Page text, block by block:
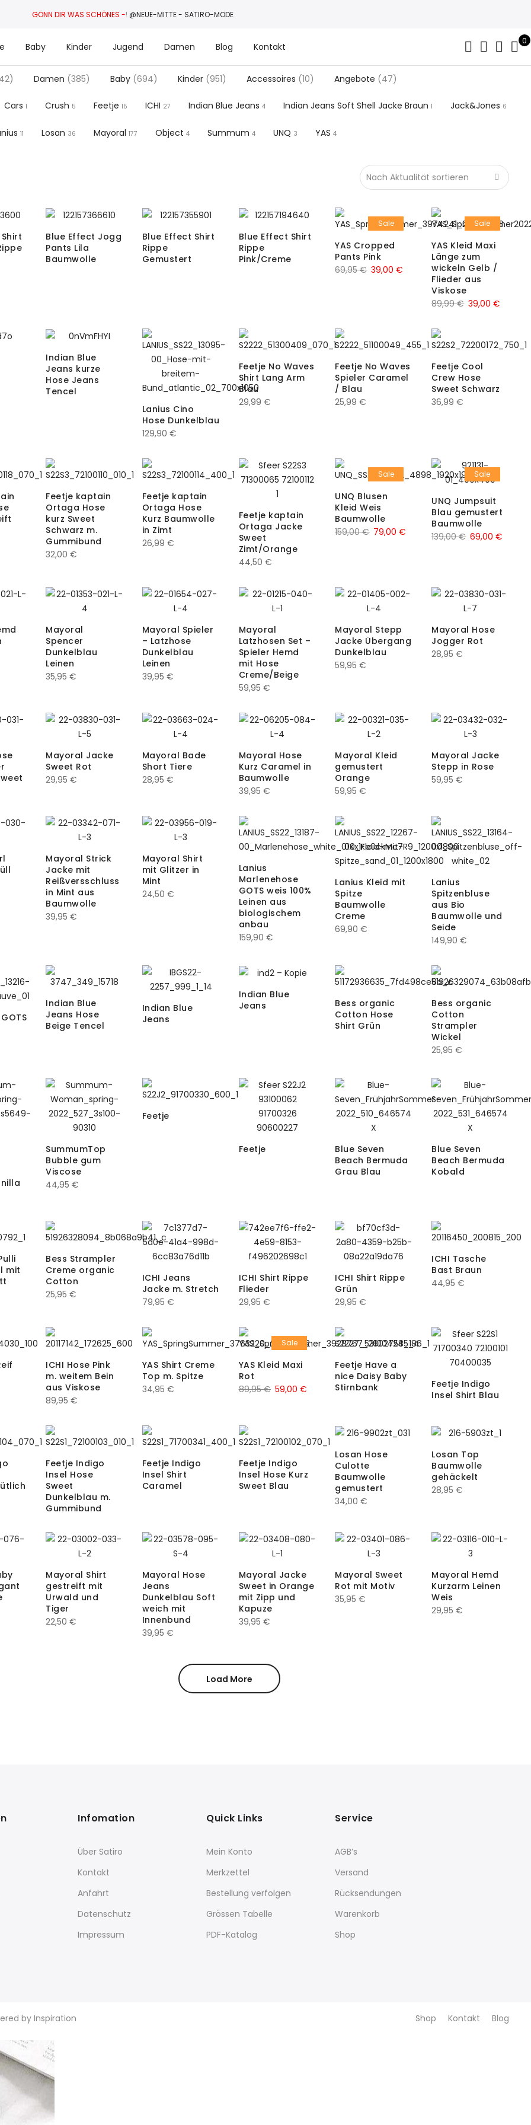
GÖNN DIR WAS SCHÖNES -! @NEUE-MITTE - SATIRO-MODE
Baby Kinder Jugend Damen Blog Kontakt
0
Damen (385) Baby (694) Kinder (951) Accessoires (10) Angebote (47)
Cars 1 Crush 5 Feetje 15 ICHI 27 Indian Blue Jeans 4 Indian Jeans Soft Shell Jacke Braun 1 Jack&Jones 6
11 Losan 36 Mayoral 177 Object 4 Summum 4 UNQ 3 YAS 4
Blue Effect Jogg
Pants Lila
Baumwolle
Blue Effect Shirt
Rippe
Gemustert
Blue Effect Shirt
Rippe
Pink/Creme
Sale
YAS Cropped
Pants Pink
69,95€ Ursprünglicher
39,00€ Aktueller
Sale
YAS Kleid Maxi
Länge zum
wickeln Gelb /
Flieder aus
Viskose
89,99€ Ursprünglicher
89,99 €
39,00€
39,00
Indian Blue
Jeans kurze
Hose Jeans
Tencel
Lanius Cino
Hose Dunkelblau
129,90 €
Feetje No Waves
Shirt Lang Arm
Blau
29,99 €
Feetje No Waves
Spieler Caramel
/ Blau
25,99€
Feetje Cool
Crew Hose
Sweet Schwarz
36,99€
Feetje kaptain
Ortaga Hose
kurz Sweet
Schwarz m.
Gummibund
32,00€
Feetje kaptain
Ortaga Hose
Kurz Baumwolle
in Zimt
26,99 €
Feetje kaptain
Ortaga Jacke
Sweet
Zimt/Orange
44,50 €
Sale
UNQ Blusen
Kleid Weis
Baumwolle
159,00€ Ursprünglicher
79,00€ Aktueller
Sale
UNQ Jumpsuit
Blau gemustert
Baumwolle
139,00€ Ursprünglicher
69,00€
Mayoral
Spencer
Dunkelblau
Leinen
35,95€
Mayoral Spieler
– Latzhose
Dunkelblau
Leinen
39,95 €
Mayoral
Latzhosen Set –
Spieler Hemd
mit Hose
Creme/Beige
59,95 €
Mayoral Stepp
Jacke Übergang
Dunkelblau
59,95€
Mayoral Hose
Jogger Rot
28,95€
Mayoral Jacke
Sweet Rot
29,95€
Mayoral Bade
Short Tiere
28,95 €
Mayoral Hose
Kurz Caramel in
Baumwolle
39,95 €
Mayoral Kleid
gemustert
Orange
59,95€
Mayoral Jacke
Stepp in Rose
59,95€
Mayoral Strick
Jacke mit
Reißversschluss
in Mint aus
Baumwolle
39,95€
Mayoral Shirt
mit Glitzer in
Mint
24,50 €
Lanius
Marlenehose
GOTS weis 100%
Leinen aus
biologischem
anbau
159,90 €
Lanius Kleid mit
Spitze
Baumwolle
Creme
69,90€
Lanius
Spitzenbluse
aus Bio
Baumwolle und
Seide
149,90€
Indian Blue
Jeans Hose
Beige Tencel
Indian Blue
Jeans
Indian Blue
Jeans
Bess organic
Cotton Hose
Shirt Grün
Bess organic
Cotton
Strampler
Wickel
25,95€
SummumTop
Bubble gum
Viscose
44,95€
Feetje
Feetje
Blue Seven
Beach Bermuda
Grau Blau
Blue Seven
Beach Bermuda
Kobald
mit
Bess Strampler
Creme organic
Cotton
25,95€
ICHI Jeans
Jacke m. Stretch
79,95 €
ICHI Shirt Rippe
Flieder
29,95 €
ICHI Shirt Rippe
Grün
29,95€
ICHI Tasche
Bast Braun
44,95€
ICHI Hose Pink
m. weitem Bein
aus Viskose
89,95€
YAS Shirt Creme
Top m. Spitze
34,95 €
Sale
YAS Kleid Maxi
Rot
89,95€ Ursprünglicher
59,00 €Aktueller
59,00 €.
Feetje Have a
nice Daisy Baby
Stirnbank
Feetje Indigo
Insel Shirt Blau
Feetje Indigo
Insel Hose
Sweet
Dunkelblau m.
Gummibund
Feetje Indigo
Insel Shirt
Caramel
Feetje Indigo
Insel Hose Kurz
Sweet Blau
Losan Hose
Culotte
Baumwolle
gemustert
34,00€
Losan Top
Baumwolle
gehäckelt
28,95€
Mayoral Shirt
gestreift mit
Urwald und
Tiger
22,50€
Mayoral Hose
Jeans
Dunkelblau Soft
weich mit
Innenbund
39,95 €
Mayoral Jacke
Sweet in Orange
mit Zipp und
Kapuze
39,95 €
Mayoral Sweet
Rot mit Motiv
35,95€
Mayoral Hemd
Kurzarm Leinen
Weis
29,95€
Load More
Infomation
Über Satiro
Kontakt
Anfahrt
Datenschutz
Impressum
Quick Links
Mein Konto
Merkzettel
Bestellung verfolgen
Grössen Tabelle
PDF-Katalog
Service
AGB’s
Versand
Rücksendungen
Warenkorb
Shop
byInspiration Shop Kontakt Blog